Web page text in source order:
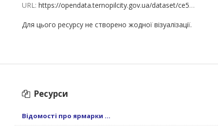
URL: https://opendata.ternopilcity.gov.ua/dataset/ce5c05aa-a3ee-4fa7-95d8-0775154c7939/resource/4f11f52f-91f3-4750-ae7d-6c819d72e85d/download/26-01.01.2026.xlsx
Для цього ресурсу не створено жодної візуалізації.
Ресурси
Відомості про ярмарки ...